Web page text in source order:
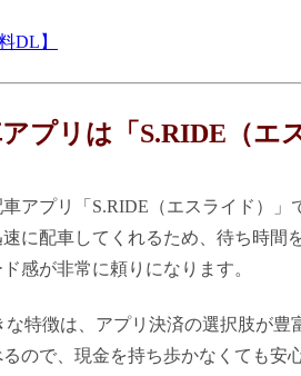
DL】
プリは「S.RIDE（エ
アプリ「S.RIDE（エスライド）」
に配車してくれるため、待ち時間
感が非常に頼りになります。
な特徴は、アプリ決済の選択肢が
ので、現金を持ち歩かなくても安